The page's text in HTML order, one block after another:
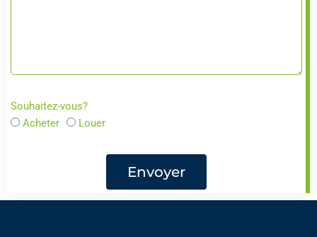
Souhaitez-vous?
Acheter
Louer
Envoyer